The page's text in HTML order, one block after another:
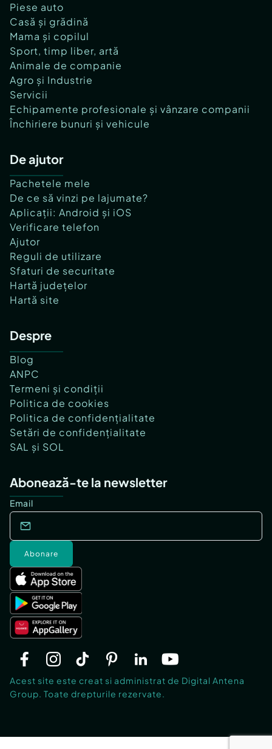
Piese auto
Casă și grădină
Mama și copilul
Sport, timp liber, artă
Animale de companie
Agro și Industrie
Servicii
Echipamente profesionale și vânzare companii
Închiriere bunuri și vehicule
De ajutor
Pachetele mele
De ce să vinzi pe lajumate?
Aplicații: Android și iOS
Verificare telefon
Ajutor
Reguli de utilizare
Sfaturi de securitate
Hartă județelor
Hartă site
Despre
Blog
ANPC
Termeni și condiții
Politica de cookies
Politica de confidențialitate
Setări de confidențialitate
SAL și SOL
Abonează-te la newsletter
Email
Abonare
Acest site este creat si administrat de Digital Antena
Group. Toate drepturile rezervate.